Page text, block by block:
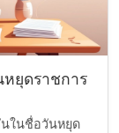
ยุดราชการ
ในชื่อวันหยุด